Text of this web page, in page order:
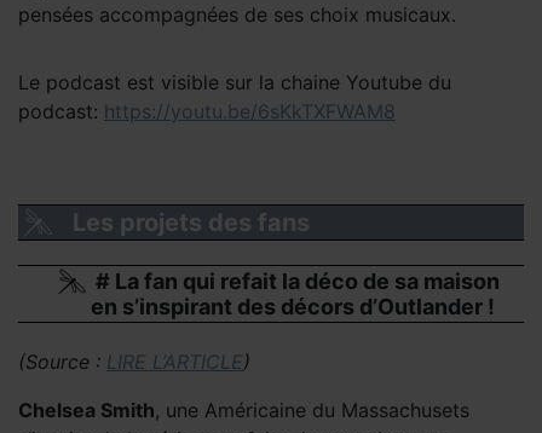
pensées accompagnées de ses choix musicaux.
Le podcast est visible sur la chaine Youtube du
podcast: https://youtu.be/6sKkTXFWAM8
Les projets des fans
# La fan qui refait la déco de sa maison
en s’inspirant des décors d’Outlander !
(Source : LIRE L’ARTICLE)
Chelsea Smith, une Américaine du Massachusets